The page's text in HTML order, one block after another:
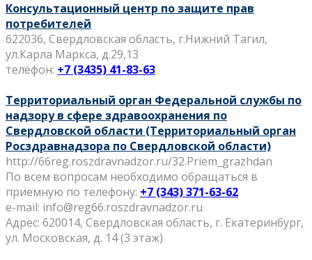
Консультационный центр по защите прав
потребителей
622036, Свердловская область, г.Нижний Тагил,
ул.Карла Маркса, д.29,13
телефон: +7 (3435) 41-83-63
Территориальный орган Федеральной службы по
надзору в сфере здравоохранения по
Свердловской области (Территориальный орган
Росздравнадзора по Свердловской области)
http://66reg.roszdravnadzor.ru/32.Priem_grazhdan
По всем вопросам необходимо обращаться в
приемную по телефону: +7 (343) 371-63-62
e-mail: info@reg66.roszdravnadzor.ru
Aдрес: 620014, Свердловская область, г. Екатеринбург,
ул. Московская, д. 14 (3 этаж)